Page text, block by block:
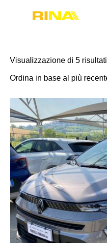
Visualizzazione di 5 risultati